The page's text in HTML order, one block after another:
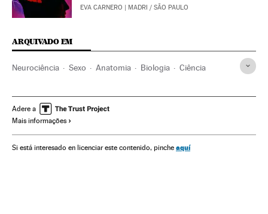
EVA CARNERO | MADRI / SÃO PAULO
ARQUIVADO EM
Neurociência Sexo Anatomia Biologia Ciência
Adere a
Mais informações
Si está interesado en licenciar este contenido, pinche aquí